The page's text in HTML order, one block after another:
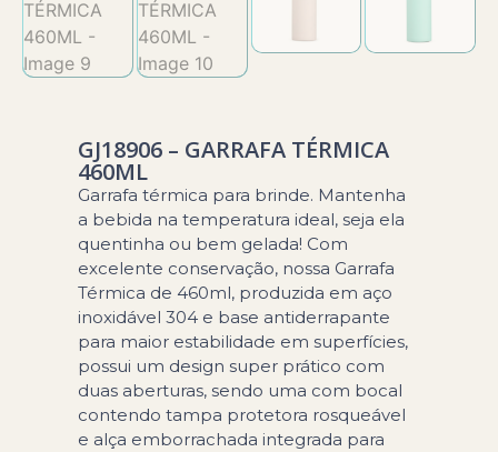
GJ18906 – GARRAFA TÉRMICA
460ML
Garrafa térmica para brinde. Mantenha
a bebida na temperatura ideal, seja ela
quentinha ou bem gelada! Com
excelente conservação, nossa Garrafa
Térmica de 460ml, produzida em aço
inoxidável 304 e base antiderrapante
para maior estabilidade em superfícies,
possui um design super prático com
duas aberturas, sendo uma com bocal
contendo tampa protetora rosqueável
e alça emborrachada integrada para